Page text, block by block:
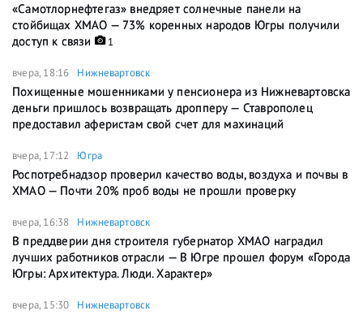
«Самотлорнефтегаз» внедряет солнечные панели на
стойбищах ХМАО — 73% коренных народов Югры получили
доступ к связи
1
вчера, 18:16 Нижневартовск
Похищенные мошенниками у пенсионера из Нижневартовска
деньги пришлось возвращать дропперу — Ставрополец
предоставил аферистам свой счет для махинаций
вчера, 17:12 Югра
Роспотребнадзор проверил качество воды, воздуха и почвы в
ХМАО — Почти 20% проб воды не прошли проверку
вчера, 16:38 Нижневартовск
В преддверии дня строителя губернатор ХМАО наградил
лучших работников отрасли — В Югре прошел форум «Города
Югры: Архитектура. Люди. Характер»
вчера, 15:30 Нижневартовск